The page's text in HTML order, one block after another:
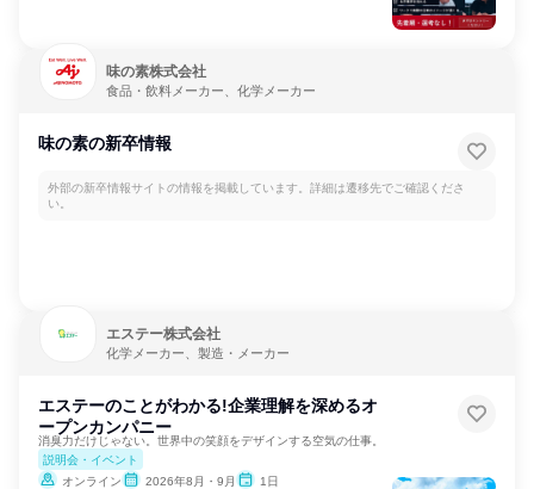
味の素株式会社
食品・飲料メーカー、化学メーカー
味の素の新卒情報
外部の新卒情報サイトの情報を掲載しています。詳細は遷移先でご確認くださ
い。
エステー株式会社
化学メーカー、製造・メーカー
エステーのことがわかる!企業理解を深めるオ
ープンカンパニー
消臭力だけじゃない。世界中の笑顔をデザインする空気の仕事。
説明会・イベント
オンライン
2026年8月・9月 1日